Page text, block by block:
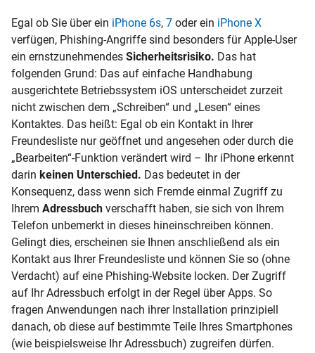
Egal ob Sie über ein iPhone 6s, 7 oder ein iPhone X
verfügen, Phishing-Angriffe sind besonders für Apple-User
ein ernstzunehmendes Sicherheitsrisiko. Das hat
folgenden Grund: Das auf einfache Handhabung
ausgerichtete Betriebssystem iOS unterscheidet zurzeit
nicht zwischen dem „Schreiben“ und „Lesen“ eines
Kontaktes. Das heißt: Egal ob ein Kontakt in Ihrer
Freundesliste nur geöffnet und angesehen oder durch die
„Bearbeiten“-Funktion verändert wird – Ihr iPhone erkennt
darin keinen Unterschied. Das bedeutet in der
Konsequenz, dass wenn sich Fremde einmal Zugriff zu
Ihrem Adressbuch verschafft haben, sie sich von Ihrem
Telefon unbemerkt in dieses hineinschreiben können.
Gelingt dies, erscheinen sie Ihnen anschließend als ein
Kontakt aus Ihrer Freundesliste und können Sie so (ohne
Verdacht) auf eine Phishing-Website locken. Der Zugriff
auf Ihr Adressbuch erfolgt in der Regel über Apps. So
fragen Anwendungen nach ihrer Installation prinzipiell
danach, ob diese auf bestimmte Teile Ihres Smartphones
(wie beispielsweise Ihr Adressbuch) zugreifen dürfen.